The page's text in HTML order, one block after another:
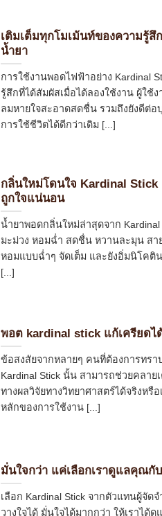
เติมเต็มทุกโมเม้นท์ของความรู้
น้ำยา
การใช้งานพอดไฟฟ้าอย่าง Kardinal
รู้สึกที่ได้สัมผัสเมื่อได้ลองใช้งาน ผู้ใช้
ลมหายใจสะอาดสดชื่น รวมถึงยังดีต่
การใช้ชีวิตได้ดีกว่าเดิม [...]
กลิ่นใหม่โดนใจ Kardinal Stick
ถูกใจแน่นอน
น้ำยาพอดกลิ่นใหม่ล่าสุดจาก Kardinal
มะม่วง หอมฉ่ำ สดชื่น หวานละมุน ส
หอมแบบฉ่ำๆ จัดเต็ม และยังอิ่มนิโคติ
[...]
พอต kardinal stick แก้เครียดไ
ข้อสงสัยจากหลายๆ คนที่ต้องการทรา
Kardinal Stick นั้น สามารถช่วยคลาย
ทางผลวิจัยทางวิทยาศาสตร์ได้จริงหรื
หลักของการใช้งาน [...]
มั่นใจกว่า แค่เลือกเราดูแลคุณกั
เลือก Kardinal Stick จากตัวแทนผู้จัด
วางใจได้ มั่นใจได้มากกว่า ให้เราได้